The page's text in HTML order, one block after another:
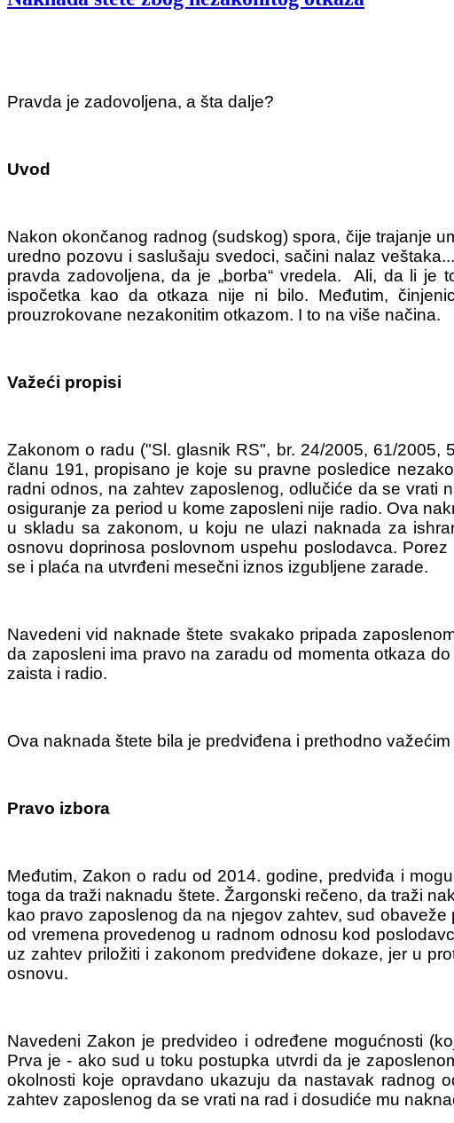
Pravda je zadovoljena, a šta dalje?
Uvod
Nakon okončanog radnog (sudskog) spora, čije trajanje
uredno pozovu i saslušaju svedoci, sačini nalaz
pravda zadovoljena, da je „borba“ vredela. Ali, da li
ispočetka kao da otkaza nije ni bilo. Međutim,
prouzrokovane nezakonitim otkazom. I to na više načina.
Važeći propisi
Zakonom o radu ("Sl. glasnik RS", br. 24/2005, 61/
članu 191, propisano je koje su pravne posledice
radni odnos, na zahtev zaposlenog, odlučiće da se vrati
osiguranje za period u kome zaposleni nije radio. Ova
u skladu sa zakonom, u koju ne ulazi naknada za
osnovu doprinosa poslovnom uspehu poslodavca.
se i plaća na utvrđeni mesečni iznos izgubljene zarade.
Navedeni vid naknade štete svakako pripada
da zaposleni ima pravo na zaradu od momenta otkaza
zaista i radio.
Ova naknada štete bila je predviđena i prethodno
Pravo izbora
Međutim, Zakon o radu od 2014. godine, predviđa i
toga da traži naknadu štete. Žargonski rečeno, da traži
kao pravo zaposlenog da na njegov zahtev, sud
od vremena provedenog u radnom odnosu kod
uz zahtev priložiti i zakonom predviđene dokaze, jer u
osnovu.
Navedeni Zakon je predvideo i određene mogućnosti
Prva je - ako sud u toku postupka utvrdi da je
okolnosti koje opravdano ukazuju da nastavak radnog
zahtev zaposlenog da se vrati na rad i dosudiće mu